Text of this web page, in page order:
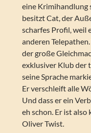
eine Krimihandlung
besitzt Cat, der
scharfes Profil, weil
anderen
der große
exklusiver Klub der
seine Sprache
Er verschleift alle
Und dass er ein
eh schon. Er ist
Oliver Twist.